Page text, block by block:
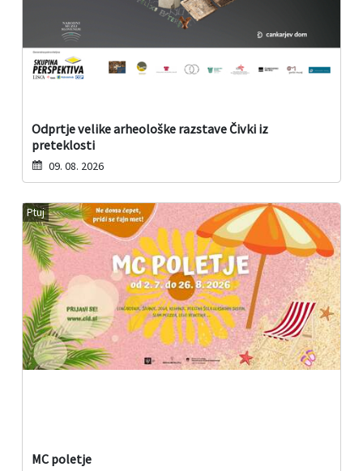
Odprtje velike arheološke razstave Čivki iz
preteklosti
09. 08. 2026
Ptuj
MC poletje